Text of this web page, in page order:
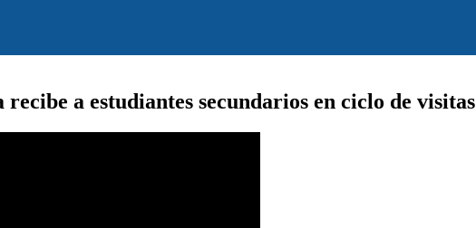
a estudiantes secundarios en ciclo de visitas